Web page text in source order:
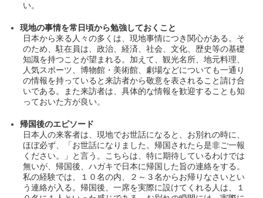
い。
現地の事情を常日頃から勉強しておくこと
日本から来る人々の多くは、現地事情につき関心がある。そ
のため、駐在員は、政治、経済、社会、文化、歴史等の基礎
知識を持つことが望まれる。加えて、観光名所、地元料理、
人気スポーツ、博物館・美術館、劇場などについても一通り
の情報を持っていると来訪者から敬意を表されること請け合
いである。また来訪者は、具体的な情報を歓迎することも知
っておいた方が良い。
帰国後のエピソード
日本人の来客者は、現地でお世話になると、お別れの時に、
ほぼ必ず、「お世話になりました。帰国されたら是非ご一報
ください。」と言う。こちらは、特に期待しているわけでは
無いが、帰国後、ハガキで日本に帰国した旨の連絡をする。
私の経験では、１０名の内、２～３名からお帰りなさいとい
う連絡が入る。帰国後、一席を実際に設けてくれる人は、１